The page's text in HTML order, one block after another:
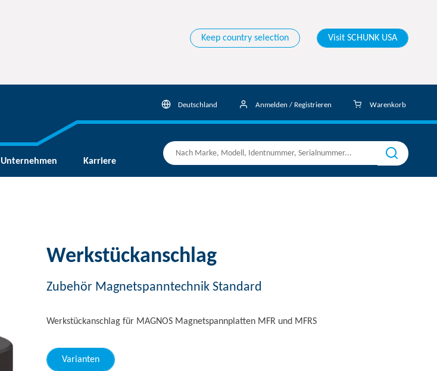
Keep country selection Visit SCHUNK USA
Deutschland Anmelden / Registrieren Warenkorb
Unternehmen Karriere
Werkstückanschlag
Zubehör Magnetspanntechnik Standard
Werkstückanschlag für MAGNOS Magnetspannplatten MFR und MFRS
Varianten